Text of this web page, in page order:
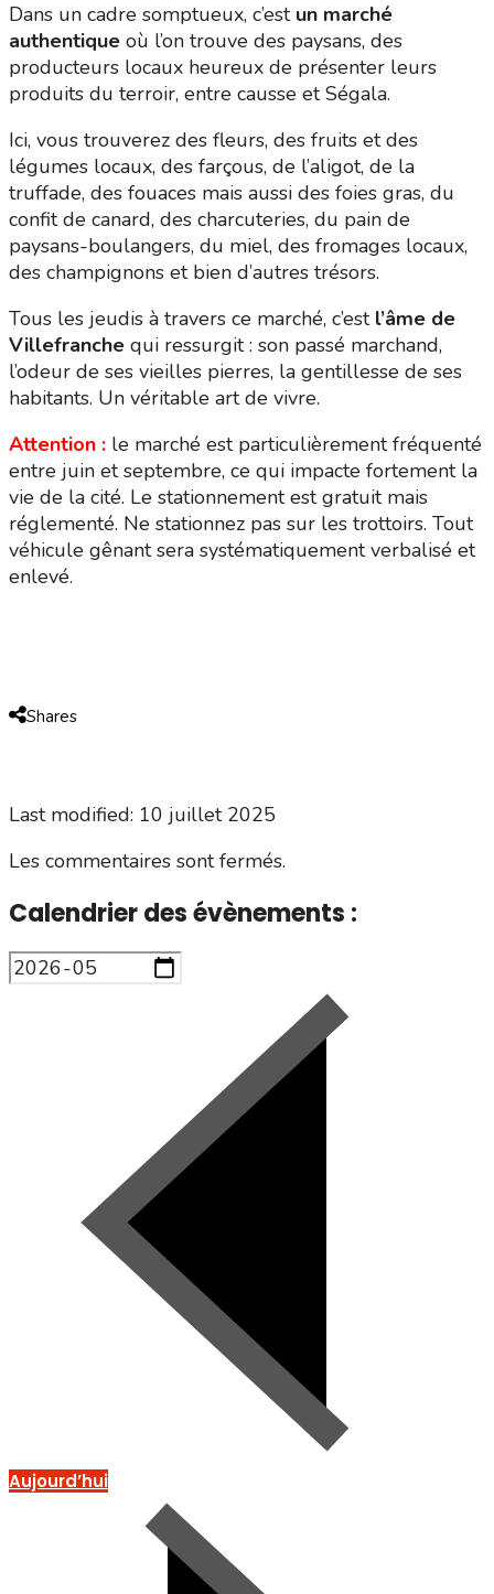
Dans un cadre somptueux, c’estun marché
authentique où l’on trouve des paysans, des
producteurs locaux heureux de présenter leurs
produits du terroir, entre causse et Ségala.
Ici, vous trouverez des fleurs, des fruits et des
légumes locaux, des farçous, de l’aligot, de la
truffade, des fouaces mais aussi des foies gras, du
confit de canard, des charcuteries, du pain de
paysans-boulangers, du miel, des fromages locaux,
des champignons et bien d’autres trésors.
Tous les jeudis à travers ce marché, c’est l’âme de
Villefranche qui ressurgit : son passé marchand,
l’odeur de ses vieilles pierres, la gentillesse de ses
habitants. Un véritable art de vivre.
Attention : le marché est particulièrement fréquenté
entre juin et septembre, ce qui impacte fortement la
vie de la cité. Le stationnement est gratuit mais
réglementé. Ne stationnez pas sur les trottoirs. Tout
véhicule gênant sera systématiquement verbalisé et
enlevé.
Shares
Last modified: 10 juillet 2025
Les commentaires sont fermés.
Calendrier des évènements :
Aujourd’hui